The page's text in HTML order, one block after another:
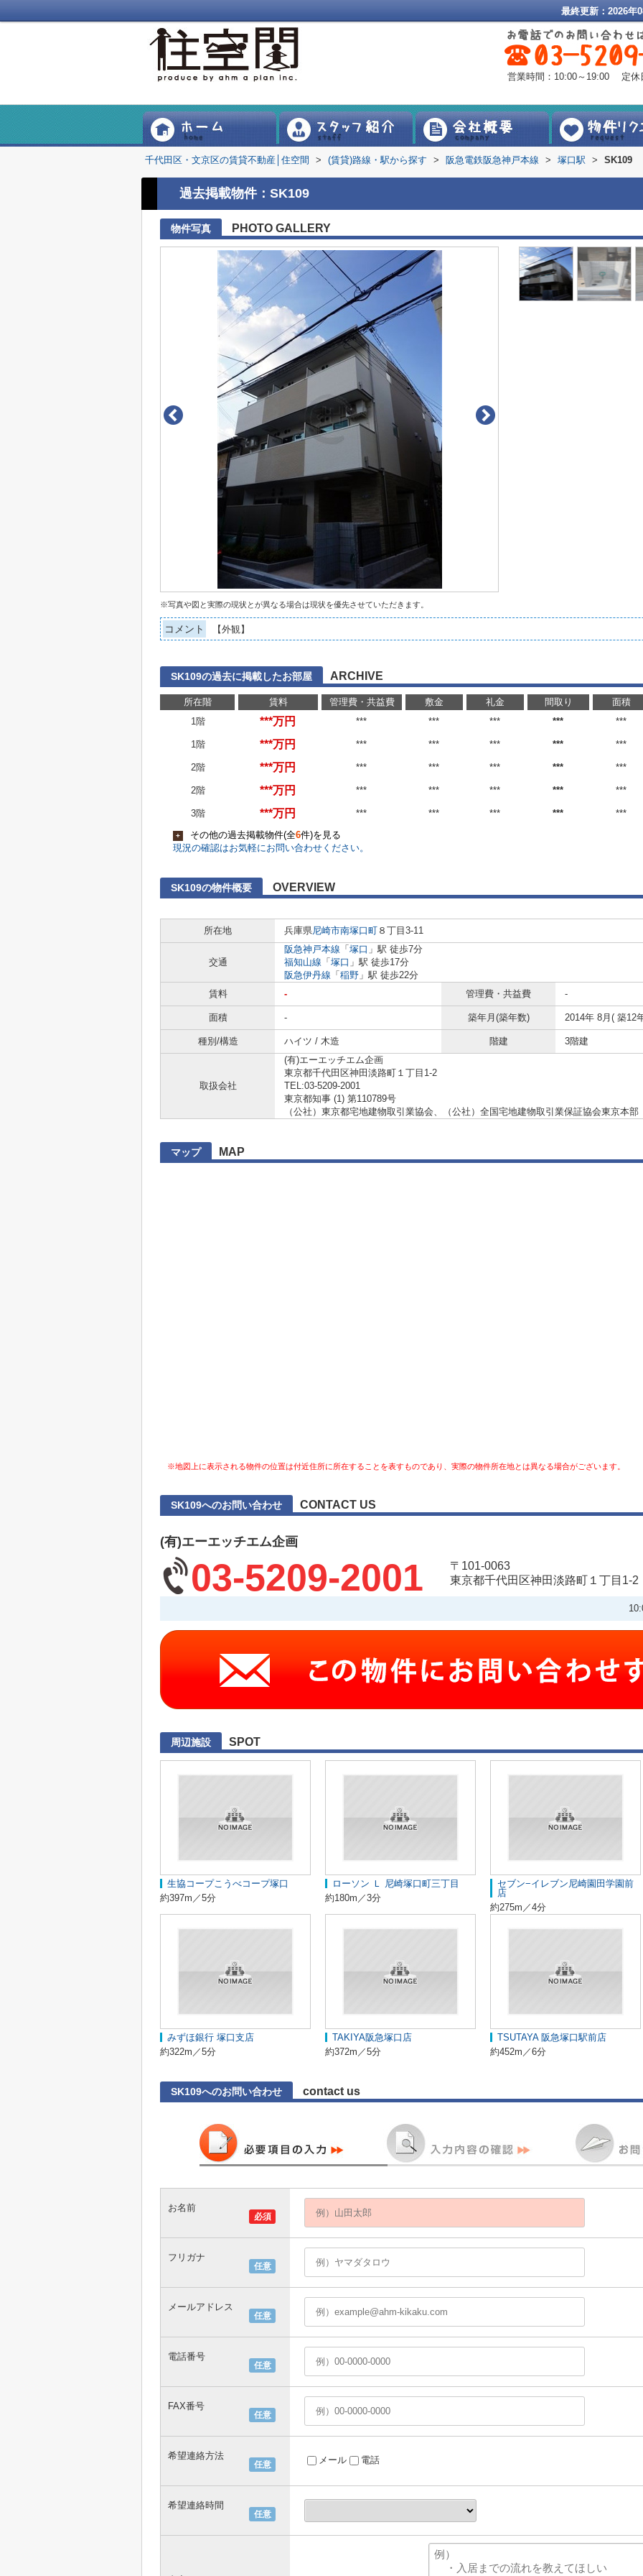
最終更新：2026年
営業時間：10:00～19:00 定
千代田区・文京区の賃貸不動産│住空間 > (賃貸)路線・駅から探す > 阪急電鉄阪急神戸本線 > 塚口駅 > SK109
過去掲載物件：SK109
物件写真 PHOTO GALLERY
※写真や図と実際の現状とが異なる場合は現状を優先させていただきます。
コメント 【外観】
SK109の過去に掲載したお部屋 ARCHIVE
所在階 賃料 管理費・共益費 敷金 礼金 間取り
面積
1階
***万円 *** *** *** *** ***
1階 ***万円 *** *** *** *** ***
2階 ***万円 *** *** *** *** ***
2階 ***万円 *** *** *** *** ***
3階 ***万円 *** *** *** *** ***
+ その他の過去掲載物件(全6件)を見る
現況の確認はお気軽にお問い合わせください。
SK109の物件概要 OVERVIEW
所在地 兵庫県尼崎市南塚口町 ８丁目3-11
交通
阪急神戸本線 「 塚口 」駅 徒歩7分
福知山線 「 塚口 」駅 徒歩17分
阪急伊丹線 「 稲野 」駅 徒歩22分
賃料
- 管理費・共益費 -
面積 - 築年月(築年数) 2014年 8月( 築12
種別/構造 ハイツ / 木造 階建 3階建
取扱会社
(有)エーエッチエム企画
東京都千代田区神田淡路町１丁目1-2
TEL:03-5209-2001
東京都知事 (1) 第110789号
（公社）東京都宅地建物取引業協会、（公社）全国宅地建物取引業保証協会東京本部
マップ MAP
※地図上に表示される物件の位置は付近住所に所在することを表すものであり、実際の物件所在地とは異なる場合がございます。
SK109へのお問い合わせ CONTACT US
(有)エーエッチエム企画
03-5209-2001
〒101-0063
東京都千代田区神田淡路町１丁目1-2
周辺施設 SPOT
生協コープこうべコープ塚口
約397m／5分
ローソン Ｌ 尼崎塚口町三丁目
約180m／3分
セブン−イレブン尼崎園田学園前
店
約275m／4分
みずほ銀行 塚口支店
約322m／5分
TAKIYA阪急塚口店
約372m／5分
TSUTAYA 阪急塚口駅前店
約452m／6分
SK109へのお問い合わせ contact us
必須
お名前
任意
フリガナ
任意
メールアドレス
任意
電話番号
任意
FAX番号
任意
希望連絡方法 メール 電話
任意
希望連絡時間